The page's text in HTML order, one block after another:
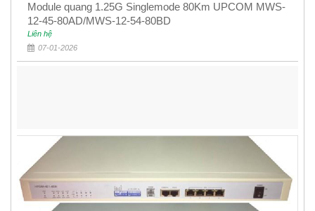
Module quang 1.25G Singlemode 80Km UPCOM MWS-
12-45-80AD/MWS-12-54-80BD
Liên hệ
07-01-2026